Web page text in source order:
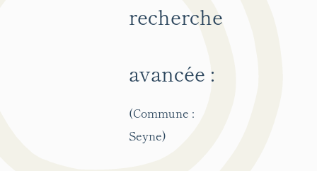
recherche
avancée :
(Commune :
Seyne)